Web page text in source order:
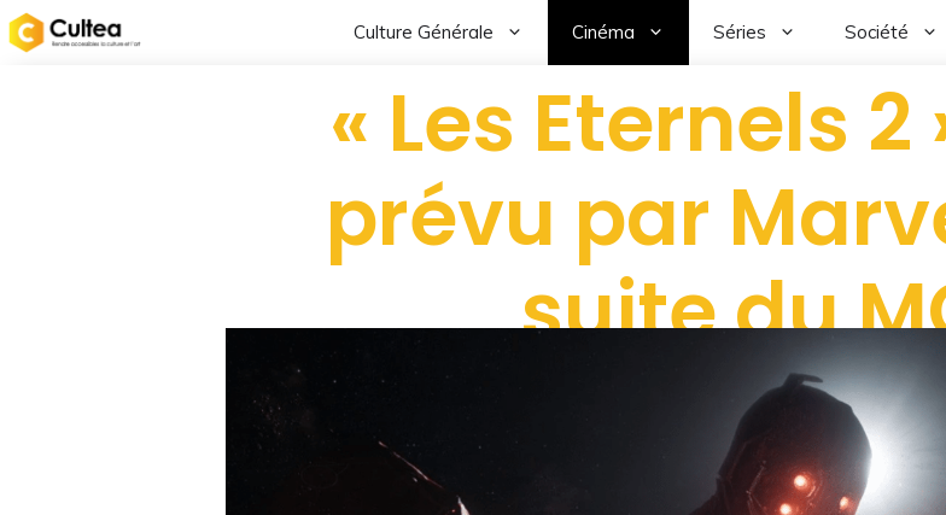
Culture Générale Cinéma Séries Société
« Les Eternels
prévu par
suite du